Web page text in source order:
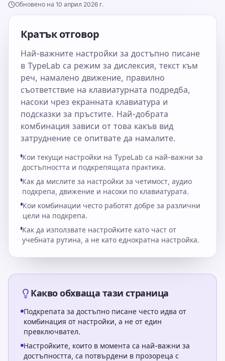
Обновено на 10 април 2026 г.
Кратък отговор
Най-важните настройки за достъпно писане
в TypeLab са режим за дислексия, текст към
реч, намалено движение, правилно
съответствие на клавиатурната подредба,
насоки чрез екранната клавиатура и
подсказки за пръстите. Най-добрата
комбинация зависи от това какъв вид
затруднение се опитвате да намалите.
Кои текущи настройки на TypeLab са най-важни за
достъпността и подкрепящата практика.
Как да мислите за настройки за четимост, аудио
подкрепа, движение и насоки по клавиатурата.
Кои комбинации често работят добре за различни
цели на подкрепа.
Как да използвате настройките като част от
учебната рутина, а не като еднократна настройка.
Какво обхваща тази страница
Подкрепата за достъпно писане често идва от
комбинация от настройки, а не от един
превключвател.
Настройките, които в момента са най-важни за
достъпността, са потвърдени в прозореца с